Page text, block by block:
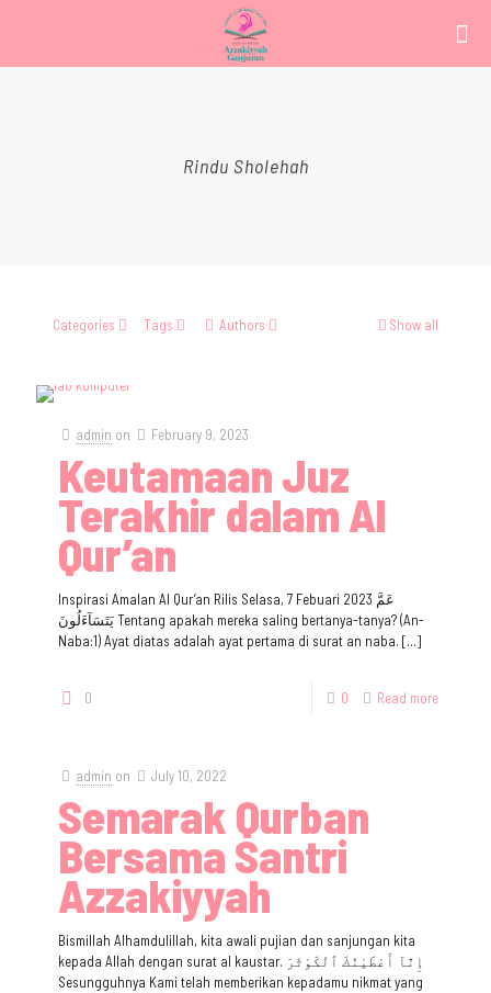
Rindu Sholehah
Categories Tags Authors Show all
admin on February 9, 2023
Keutamaan Juz
Terakhir dalam Al
Qur’an
Inspirasi Amalan Al Qur’an Rilis Selasa, 7 Febuari 2023 عَمَّ
يَتَسَآءَلُونَ Tentang apakah mereka saling bertanya-tanya? (An-
Naba:1) Ayat diatas adalah ayat pertama di surat an naba. […]
0 0 Read more
admin on July 10, 2022
Semarak Qurban
Bersama Santri
Azzakiyyah
Bismillah Alhamdulillah, kita awali pujian dan sanjungan kita
kepada Allah dengan surat al kaustar. إِنَّآ أَعْطَيْنَٰكَ ٱلْكَوْثَرَ
Sesungguhnya Kami telah memberikan kepadamu nikmat yang